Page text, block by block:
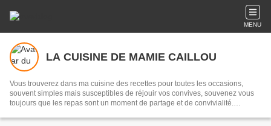
MENU
LA CUISINE DE MAMIE CAILLOU
Vous trouverez dans ma cuisine des recettes pour toutes les occasions,
souvent simples mais susceptibles de réjouir vos convives, souvenez vous
toujours que les repas sont un moment de partage et de convivialité.